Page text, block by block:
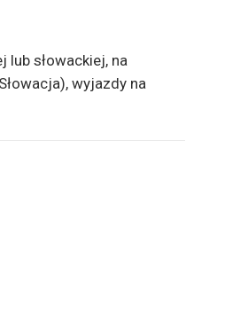
lub słowackiej, na
wyjazdy na